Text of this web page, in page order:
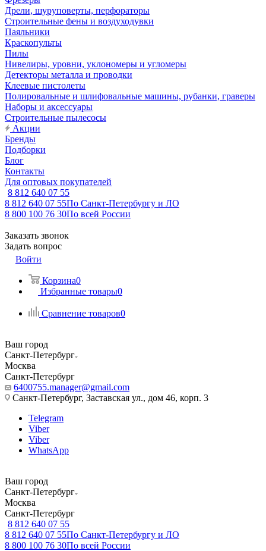
Дрели, шуруповерты, перфораторы
Строительные фены и воздуходувки
Паяльники
Краскопульты
Пилы
Нивелиры, уровни, уклономеры и угломеры
Детекторы металла и проводки
Клеевые пистолеты
Полировальные и шлифовальные машины, рубанки, граверы
Наборы и аксессуары
Строительные пылесосы
Акции
Бренды
Подборки
Блог
Контакты
Для оптовых покупателей
8 812 640 07 55
8 812 640 07 55По Санкт-Петербургу и ЛО
8 800 100 76 30По всей России
Заказать звонок
Задать вопрос
Войти
Корзина0
Избранные товары0
Сравнение товаров0
Ваш город
Санкт-Петербург
Москва
Санкт-Петербург
6400755.manager@gmail.com
Санкт-Петербург, Заставская ул., дом 46, корп. 3
Telegram
Viber
Viber
WhatsApp
Ваш город
Санкт-Петербург
Москва
Санкт-Петербург
8 812 640 07 55
8 812 640 07 55По Санкт-Петербургу и ЛО
8 800 100 76 30По всей России